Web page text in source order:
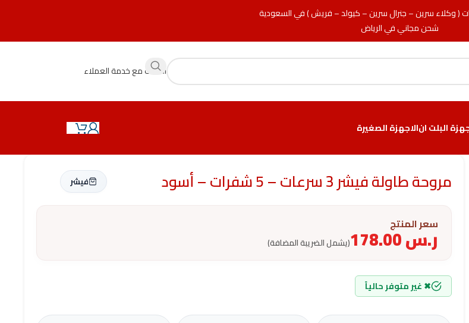
( وكلاء سرين – جنرال سرين – كيولد – فريش ) في السعودية
شحن مجاني في الرياض
التحدث مع خدمة العملاء
البلت انالاجهزة الصغيرة
مروحة طاولة فيشر 3 سرعات – 5 شفرات – أسود فيشر
سعر المنتج
ر.س (يشمل الضريبة المضافة)
✖ غير متوفر حالياً